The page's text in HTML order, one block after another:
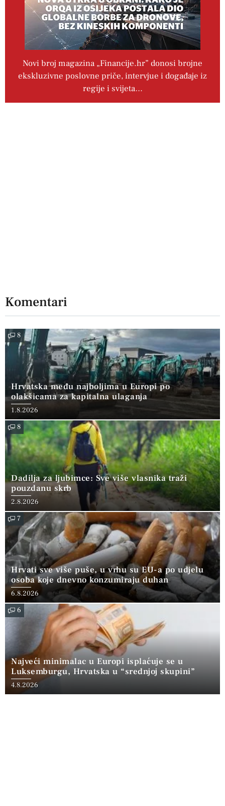
Novi broj magazina „Financije.hr” donosi brojne
ekskluzivne poslovne priče, intervjue i događaje iz
regije i svijeta…
Komentari
8
Hrvatska među najboljima u Europi po
olakšicama za kapitalna ulaganja
1.8.2026
8
Dadilja za ljubimce: Sve više vlasnika traži
pouzdanu skrb
2.8.2026
7
Hrvati sve više puše, u vrhu su EU-a po udjelu
osoba koje dnevno konzumiraju duhan
6.8.2026
6
Najveći minimalac u Europi isplaćuje se u
Luksemburgu, Hrvatska u “srednjoj skupini”
4.8.2026